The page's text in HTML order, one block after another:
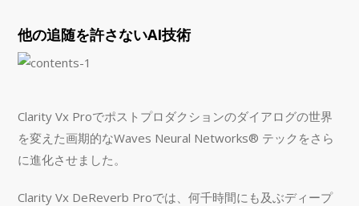
他の追随を許さないAI技術
Clarity Vx Proでポストプロダクションのダイアログの世界
を変えた画期的なWaves Neural Networks® テックをさら
に進化させました。
Clarity Vx DeReverb Proでは、何千時間にも及ぶディープ